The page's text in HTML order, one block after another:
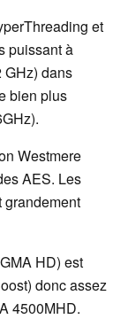
et
puissant à
GHz) dans
bien plus
Westmere
AES. Les
grandement
HD) est
donc assez
4500MHD.